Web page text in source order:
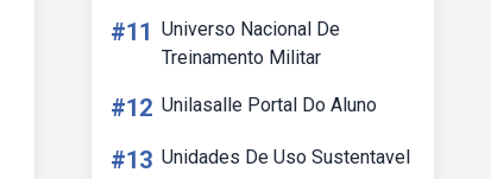
#11 Universo Nacional De
Treinamento Militar
#12 Unilasalle Portal Do Aluno
#13 Unidades De Uso Sustentavel